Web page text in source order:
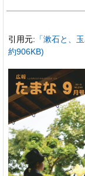
引用元: 「漱石と、
約906KB)